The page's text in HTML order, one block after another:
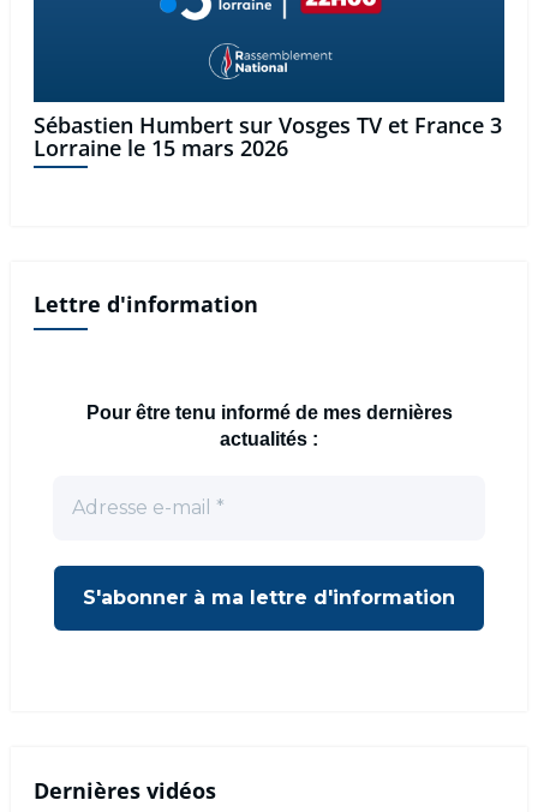
Sébastien Humbert sur Vosges TV et France 3
Lorraine le 15 mars 2026
Lettre d'information
Pour être tenu informé de mes dernières
actualités :
Dernières vidéos